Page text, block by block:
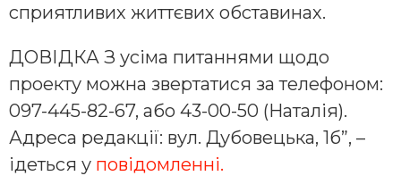
сприятливих життєвих обставинах.
ДОВІДКА З усіма питаннями щодо
проекту можна звертатися за телефоном:
097-445-82-67, або 43-00-50 (Наталія).
Адреса редакції: вул. Дубовецька, 1б”, –
ідеться у повідомленні.